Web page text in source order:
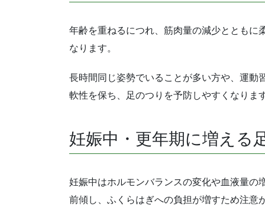
年齢を重ねるにつれ、筋肉量の減少とともに
なります。
長時間同じ姿勢でいることが多い方や、運動
軟性を保ち、足のつりを予防しやすくなりま
妊娠中・更年期に増える
妊娠中はホルモンバランスの変化や血液量の
前傾し、ふくらはぎへの負担が増すため注意